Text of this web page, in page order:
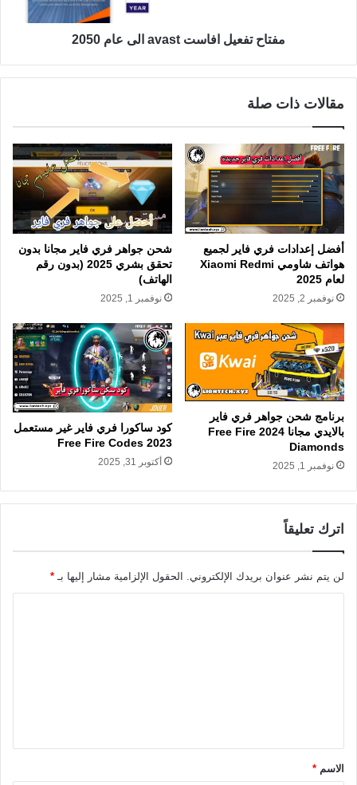
مفتاح تفعيل افاست avast الى عام 2050
مقالات ذات صلة
أفضل إعدادات فري فاير لجميع
هواتف شاومي Xiaomi Redmi
لعام 2025
نوفمبر 2, 2025
شحن جواهر فري فاير مجانا بدون
تحقق بشري 2025 (بدون رقم
الهاتف)
نوفمبر 1, 2025
برنامج شحن جواهر فري فاير
بالايدي مجانا 2024 Free Fire
Diamonds
نوفمبر 1, 2025
كود ساكورا فري فاير غير مستعمل
Free Fire Codes 2023
أكتوبر 31, 2025
اترك تعليقاً
لن يتم نشر عنوان بريدك الإلكتروني. الحقول الإلزامية مشار إليها بـ *
ق
*الاسم *